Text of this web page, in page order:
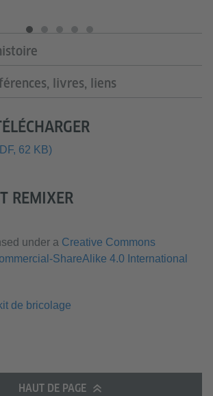
livres, liens
62 KB)
REMIXER
under a Creative Commons
ShareAlike 4.0 International
de bricolage
HAUT DE PAGE